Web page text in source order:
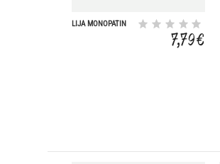
LIJA MONOPATIN
7,79 €